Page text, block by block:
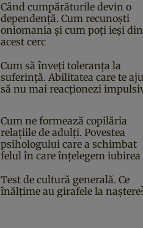
Când cumpărăturile devin o
dependență. Cum recunoști
oniomania și cum poți ieși din
acest cerc
Cum să înveți toleranța la
suferință. Abilitatea care te
să nu mai reacționezi
Cum ne formează copilăria
relațiile de adulți. Povestea
psihologului care a schimbat
felul în care înțelegem iubirea
Test de cultură generală. Ce
înălțime au girafele la